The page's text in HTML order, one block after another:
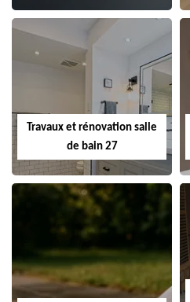
Travaux et rénovation salle
de bain 27